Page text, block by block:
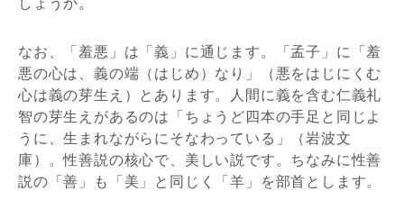
なお、「羞悪」は「義」に通じます。「孟子」に「羞
悪の心は、義の端（はじめ）なり」（悪をはじにくむ
心は義の芽生え）とあります。人間に義を含む仁義礼
智の芽生えがあるのは「ちょうど四本の手足と同じよ
うに、生まれながらにそなわっている」（岩波文
庫）。性善説の核心で、美しい説です。ちなみに性善
説の「善」も「美」と同じく「羊」を部首とします。